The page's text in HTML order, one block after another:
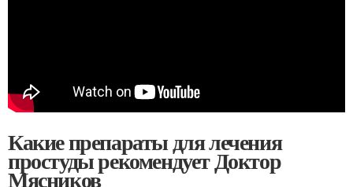
Какие препараты для лечения
простуды рекомендует Доктор
Мясников